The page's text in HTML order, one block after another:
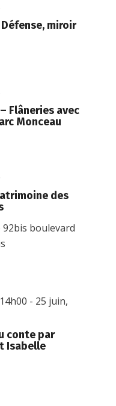
miroir
Flâneries avec
Monceau
des
92bis boulevard
conte par
Isabelle
- 25 juin,